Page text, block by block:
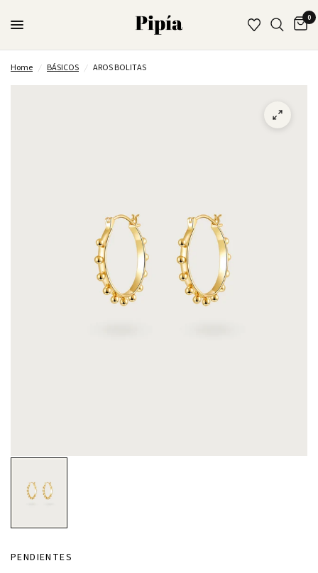
0
Home / BÁSICOS / AROS BOLITAS
PENDIENTES